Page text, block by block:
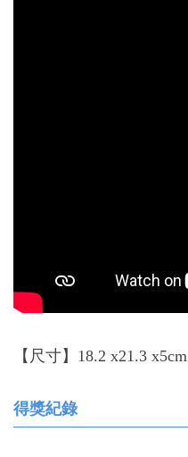
【尺寸】18.2 x21.3 x5cm
得獎紀錄